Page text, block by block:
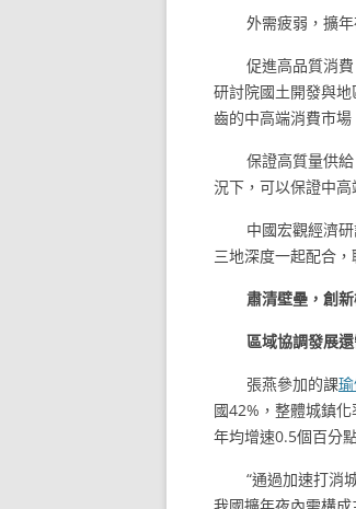
外需疲弱，擴
促進高品質消
研討院國土開發與
齒的中高端消費市
保證高質量供
況下，可以保證中
中國宏觀經濟
三地深度一起配合
肅清壁壘，創
區域協調發展
張燕參加的課
國42%，整體城鎮
年均增速0.5個百分
“通過加速打消